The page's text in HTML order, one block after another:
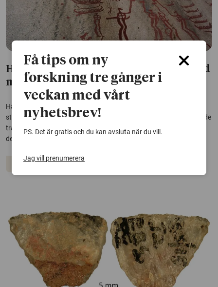
Hällristningarna styrdes av mästare med
makt
Hällristningarna i Bohuslän var mer än konst – de tycks ha varit
strikt kontrollerade av mästare som lärde ut hantverket och formade
traditionerna. En avhandling vid Göteborgs universitet visar hur
dessa ristare aktivt påverkade både ritualer och socialt liv.
Arkeologi
Få tips om ny
forskning tre gånger i
veckan med vårt
nyhetsbrev!
PS. Det är gratis och du kan avsluta när du vill.
Jag vill prenumerera